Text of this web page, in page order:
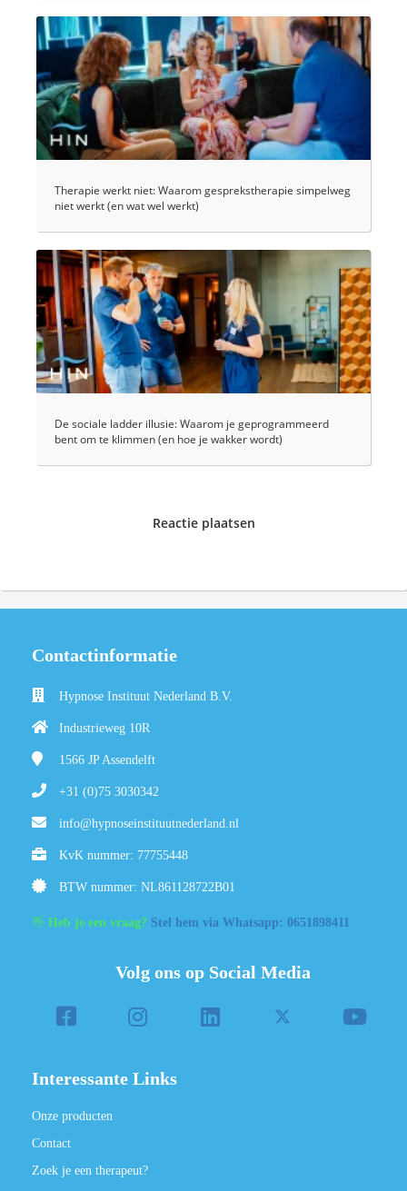
Therapie werkt niet: Waarom gesprekstherapie simpelweg
niet werkt (en wat wel werkt)
De sociale ladder illusie: Waarom je geprogrammeerd
bent om te klimmen (en hoe je wakker wordt)
Reactie plaatsen
Contactinformatie
Hypnose Instituut Nederland B.V.
Industrieweg 10R
1566 JPAssendelft
+31 (0)75 3030342
info@hypnoseinstituutnederland.nl
KvK nummer: 77755448
BTW nummer: NL861128722B01
👋 Heb je een vraag? Stel hem via Whatsapp: 0651898411
Volg ons op Social Media
Interessante Links
Onze producten
Contact
Zoek je een therapeut?